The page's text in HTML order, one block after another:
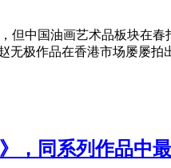
但中国油画艺术品板块在
无极作品在香港市场屡屡拍
，同系列作品中